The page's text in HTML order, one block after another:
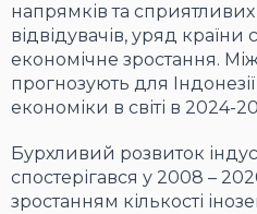
напрямків та
відвідувачів, уряд
економічне зростання.
прогнозують для
економіки в світі в 2024-
Бурхливий розвиток
спостерігався у 2008 –
зростанням кількості